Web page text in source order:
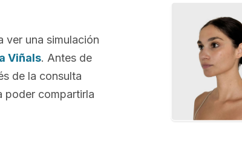
ver una simulación
Viñals. Antes de
de la consulta
poder compartirla